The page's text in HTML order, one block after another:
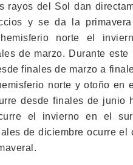
rayos del Sol dan
y se da la
norte el
de marzo. Durante
finales de marzo a
norte y otoño en
desde finales de junio
el invierno en el
de diciembre ocurre